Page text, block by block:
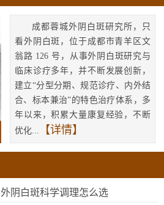
成都蓉城外阴白斑研究所，只
看外阴白斑，位于成都市青羊区文
翁路 126 号，从事外阴白斑研究与
临床诊疗多年，并不断发展创新，
建立“分型分期、规范诊疗、内外结
合、标本兼治”的特色治疗体系，多
年以来，积累大量康复经验，不断
优化...
【详情】
阴白斑科学调理怎么选